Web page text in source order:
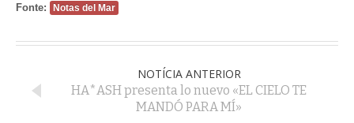
Fonte: Notas del Mar
NOTÍCIA ANTERIOR
HA*ASH presenta lo nuevo «EL CIELO TE
MANDÓ PARA MÍ»